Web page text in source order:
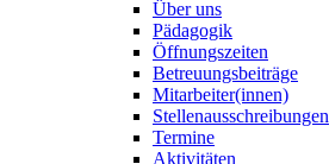
Über uns
Pädagogik
Öffnungszeiten
Betreuungsbeiträge
Mitarbeiter(innen)
Stellenausschreibungen
Termine
Aktivitäten